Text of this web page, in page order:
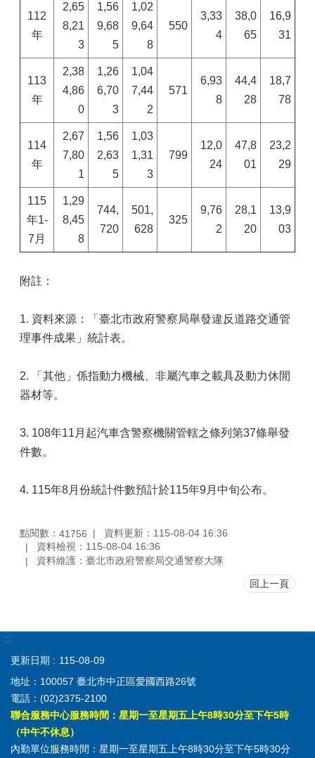
112
年
2,65
8,21
3
1,56
9,68
5
1,02
9,64
8
550
3,33
4
38,0
65
16,9
31
113
年
2,38
4,86
0
1,26
6,70
3
1,04
7,44
2
571
6,93
8
44,4
28
18,7
78
114
年
2,67
7,80
1
1,56
2,63
5
1,03
1,31
3
799
12,0
24
47,8
01
23,2
29
115
年1-
7月
1,29
8,45
8
744,
720
501,
628
325
9,76
2
28,1
20
13,9
03
附註：
1. 資料來源：「臺北市政府警察局舉發違反道路交通管
理事件成果」統計表。
2. 「其他」係指動力機械、非屬汽車之載具及動力休閒
器材等。
3. 108年11月起汽車含警察機關管轄之條列第37條舉發
件數。
4. 115年8月份統計件數預計於115年9月中旬公布。
點閱數： 41756
資料更新：115-08-04 16:36
資料檢視：115-08-04 16:36
資料維護：臺北市政府警察局交通警察大隊
回上一頁
:::
更新日期
115-08-09
地址：100057 臺北市中正區愛國西路26號
電話：(02)2375-2100
聯合服務中心服務時間：星期一至星期五上午8時30分至下午5時
（中午不休息）
內勤單位服務時間：星期一至星期五上午8時30分至下午5時30分